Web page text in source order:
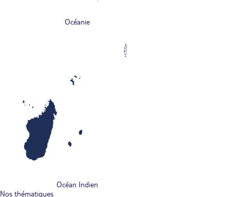
Océanie
Océan Indien
Nos thématiques